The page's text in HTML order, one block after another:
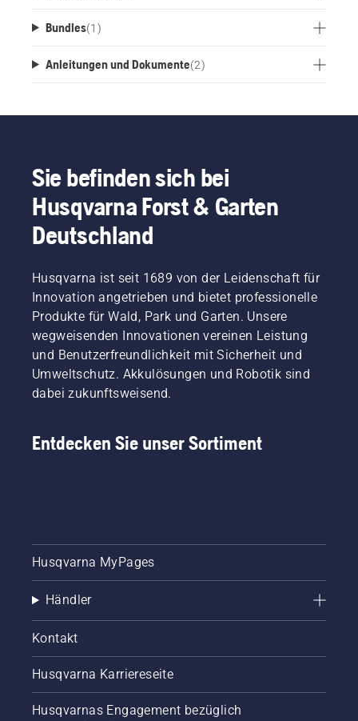
Bundles(1 )
Anleitungen und Dokumente(2)
Sie befinden sich bei
Husqvarna Forst & Garten
Deutschland
Husqvarna ist seit 1689 von der Leidenschaft für
Innovation angetrieben und bietet professionelle
Produkte für Wald, Park und Garten. Unsere
wegweisenden Innovationen vereinen Leistung
und Benutzerfreundlichkeit mit Sicherheit und
Umweltschutz. Akkulösungen und Robotik sind
dabei zukunftsweisend.
Entdecken Sie unser Sortiment
Husqvarna MyPages
Händler
Kontakt
Husqvarna Karriereseite
Husqvarnas Engagement bezüglich